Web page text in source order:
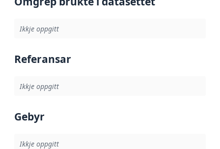
Ikkje oppgitt
Referansar
Ikkje oppgitt
Gebyr
Ikkje oppgitt